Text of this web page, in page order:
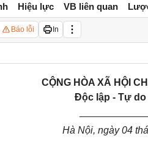
Hiệu lực VB liên quan
Báo lỗi In
CỘNG HÒA XÃ HỘI
Độc lập - Tự
Hà Nội, ngày 04